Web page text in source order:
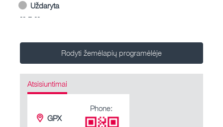
Uždaryta
-- – --
Rodyti žemėlapių programėlėje
Atsisiuntimai
GPX
Phone: